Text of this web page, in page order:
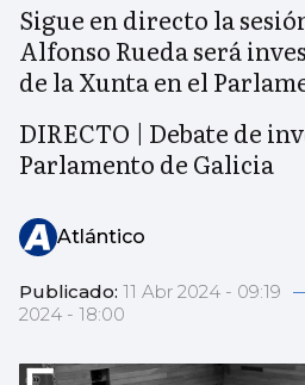
Sigue en directo la
Alfonso Rueda será
de la Xunta en el
DIRECTO | Debate de
Parlamento de Galicia
Atlántico
Publicado: 11 Abr 2024 - 09:19
2024 - 18:00